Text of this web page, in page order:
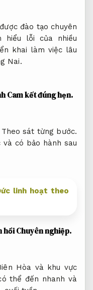
đào tạo chuyên
hiểu lỗi của nhiều
khai làm việc lâu
Nai.
Cam kết đúng hẹn.
Theo sát từng bước.
có bảo hành sau
linh hoạt theo
hồiChuyên nghiệp.
Hòa và khu vực
thể đến nhanh và